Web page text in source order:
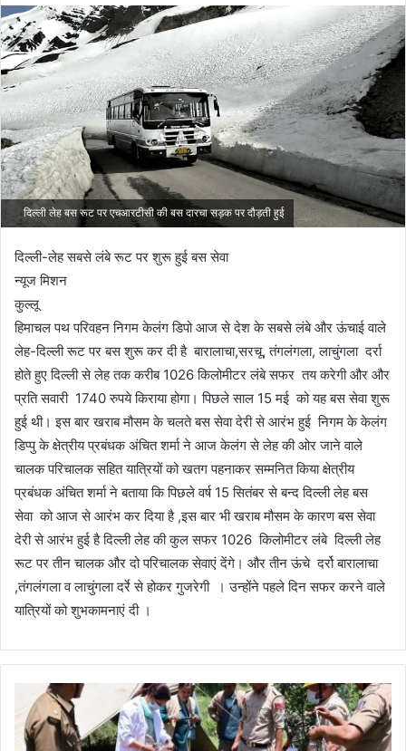
दिल्ली लेह बस रूट पर एचआरटीसी की बस दारचा सड़क पर दौड़ती हुई
दिल्ली-लेह सबसे लंबे रूट पर शुरू हुई बस सेवा
न्यूज मिशन
कुल्लू
हिमाचल पथ परिवहन निगम केलंग डिपो आज से देश के सबसे लंबे और ऊंचाई वाले
लेह-दिल्ली रूट पर बस शुरू कर दी है बारालाचा,सरचू, तंगलंगला, लाचुंगला दर्रा
होते हुए दिल्ली से लेह तक करीब 1026 किलोमीटर लंबे सफर तय करेगी और और
प्रति सवारी 1740 रुपये किराया होगा। पिछले साल 15 मई को यह बस सेवा शुरू
हुई थी। इस बार खराब मौसम के चलते बस सेवा देरी से आरंभ हुई निगम के केलंग
डिप्पु के क्षेत्रीय प्रबंधक अंचित शर्मा ने आज केलंग से लेह की ओर जाने वाले
चालक परिचालक सहित यात्रियों को खतग पहनाकर सम्मनित किया क्षेत्रीय
प्रबंधक अंचित शर्मा ने बताया कि पिछले वर्ष 15 सितंबर से बन्द दिल्ली लेह बस
सेवा को आज से आरंभ कर दिया है ,इस बार भी खराब मौसम के कारण बस सेवा
देरी से आरंभ हुई है दिल्ली लेह की कुल सफर 1026 किलोमीटर लंबे दिल्ली लेह
रूट पर तीन चालक और दो परिचालक सेवाएं देंगे। और तीन ऊंचे दर्रो बारालाचा
,तंगलंगला व लाचुंगला दर्रे से होकर गुजरेगी । उन्होंने पहले दिन सफर करने वाले
यात्रियों को शुभकामनाएं दी ।